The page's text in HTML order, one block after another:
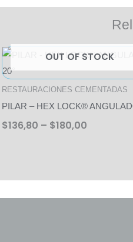
OUT OF STOCK
RESTAURACIONES CEMENTADAS
PILAR – HEX LOCK®
$136,80 – $180,00
Price
range:
$136,80
through